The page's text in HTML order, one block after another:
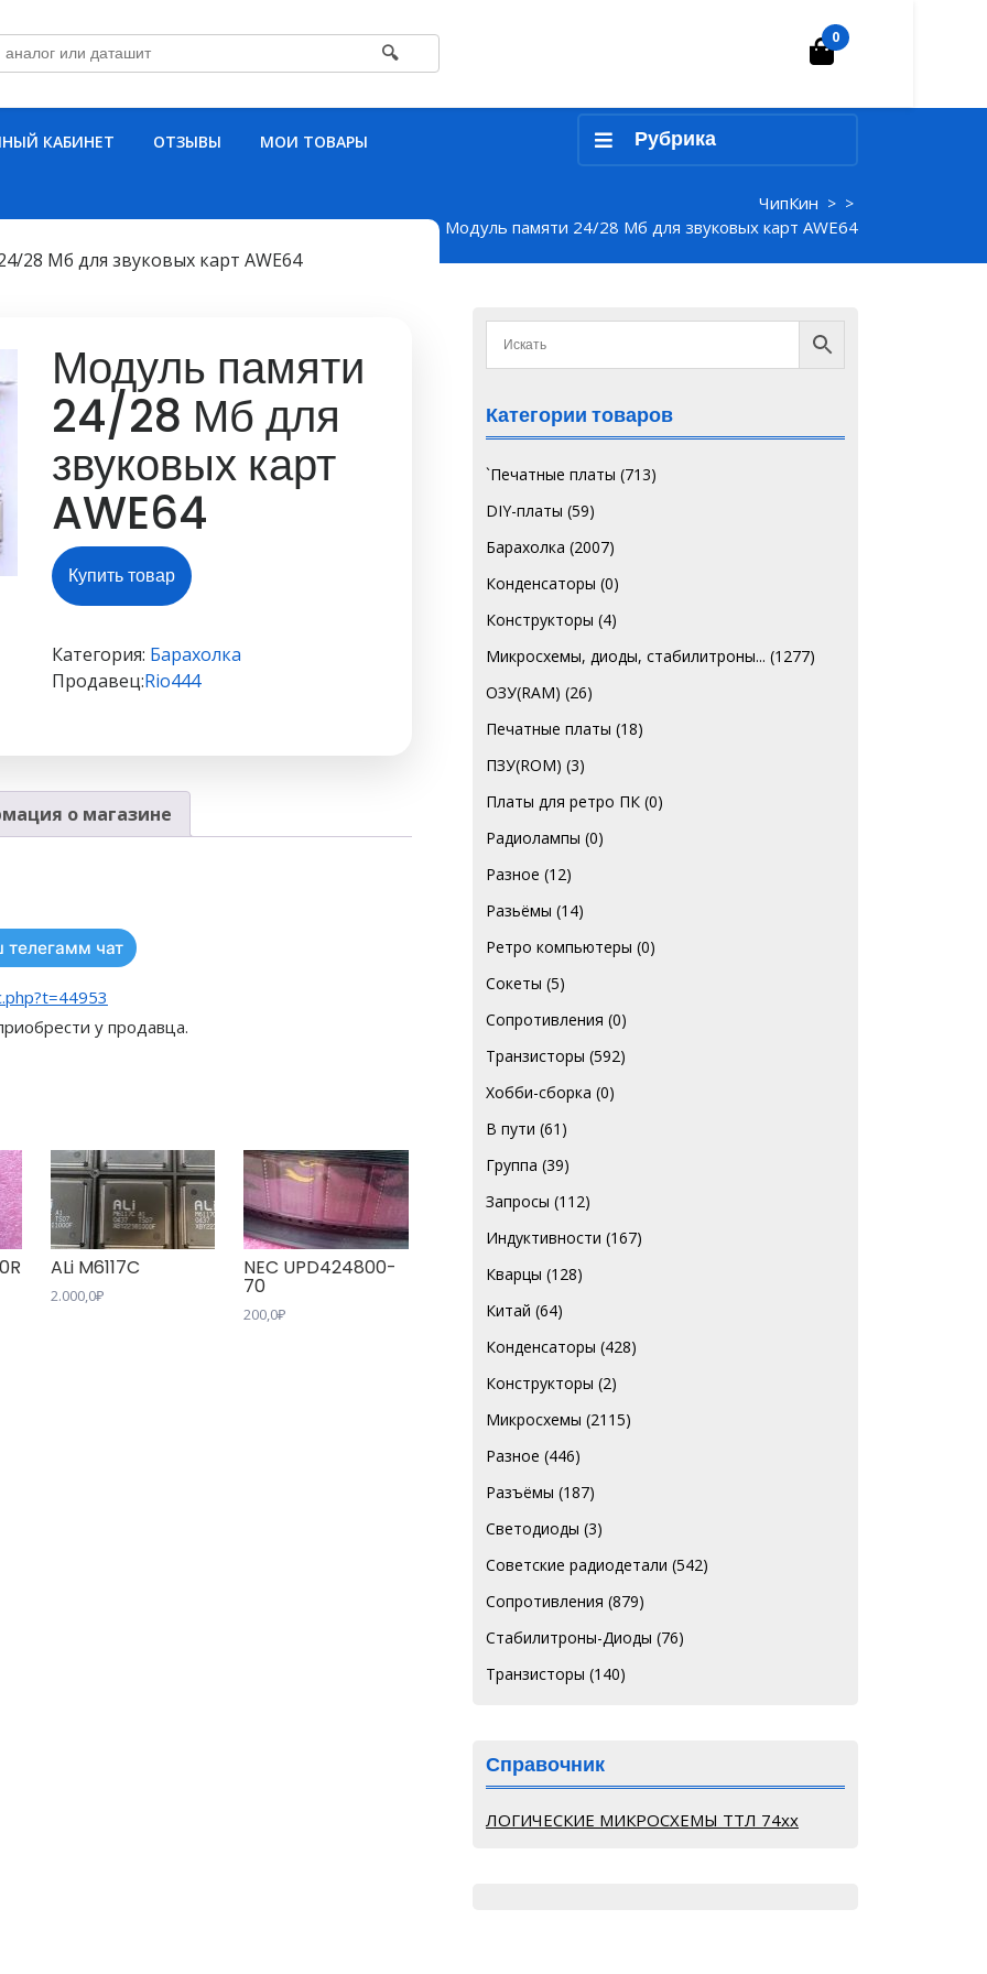
🔍 Корзина
0
КАБИНЕТ ОТЗЫВЫ МОИ ТОВАРЫ Рубрика
ЧипКин > >
Модуль памяти 24/28 Мб для звуковых карт AWE64
28 Мб для звуковых карт AWE64
Модуль памяти
24/28 Мб для
звуковых карт
AWE64
Купить товар
Категория: Барахолка
Продавец:Rio444
о магазине
телегамм чат
у продавца.
ALi M6117C
2.000,0₽
NEC UPD424800-
70
200,0₽
Категории товаров
`Печатные платы (713)
DIY-платы (59)
Барахолка (2007)
Конденсаторы (0)
Конструкторы (4)
Микросхемы, диоды, стабилитроны... (1277)
ОЗУ(RAM) (26)
Печатные платы (18)
ПЗУ(ROM) (3)
Платы для ретро ПК (0)
Радиолампы (0)
Разное (12)
Разьёмы (14)
Ретро компьютеры (0)
Сокеты (5)
Сопротивления (0)
Транзисторы (592)
Хобби-сборка (0)
В пути (61)
Группа (39)
Запросы (112)
Индуктивности (167)
Кварцы (128)
Китай (64)
Конденсаторы (428)
Конструкторы (2)
Микросхемы (2115)
Разное (446)
Разъёмы (187)
Светодиоды (3)
Советские радиодетали (542)
Сопротивления (879)
Стабилитроны-Диоды (76)
Транзисторы (140)
Справочник
ЛОГИЧЕСКИЕ МИКРОСХЕМЫ ТТЛ 74хх